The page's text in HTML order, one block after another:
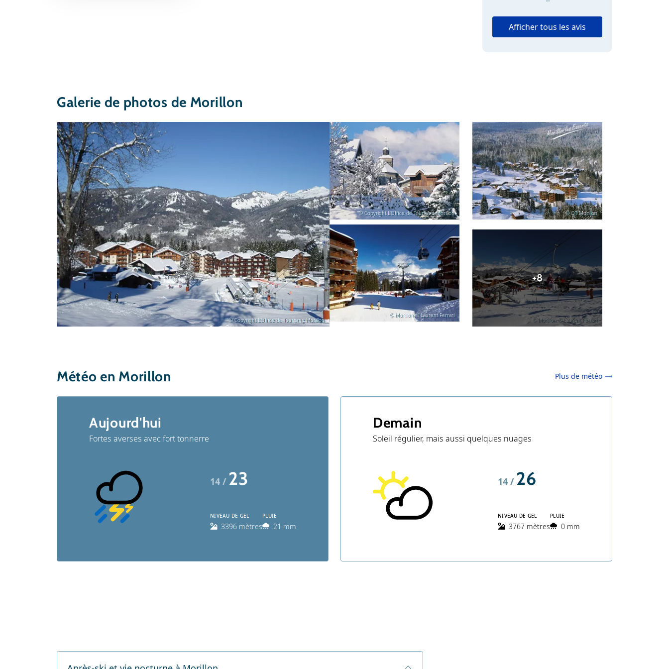
“”
Afficher tous les avis
Galerie de photos de Morillon
© Copyright L'Office de Tourisme Morillon
© Copyright L'Office de Tourisme Morillon © OT Morillon
© Morillon ® Laurent Ferrari
© Morillon ® Laurent Ferrari
+8
Météo en Morillon Plus de météo
Aujourd'hui
Fortes averses avec fort tonnerre
14 / 23
NIVEAU DE GEL
3396 mètres
PLUIE
21 mm
Demain
Soleil régulier, mais aussi quelques nuages
14 / 26
NIVEAU DE GEL
3767 mètres
PLUIE
0 mm